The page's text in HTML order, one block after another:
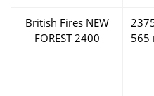
British Fires NEW
FOREST 2400
565